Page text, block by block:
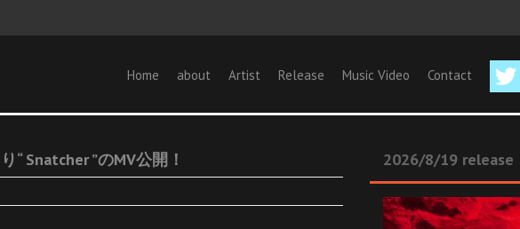
Home about Artist Release Music Video Contact
Snatcher ”のMV公開！ 2026/8/19 release